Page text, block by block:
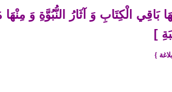
الْكِتَابِ وَ آثَارُ النُّبُوَّةِ وَ مِنْهَا
]
}